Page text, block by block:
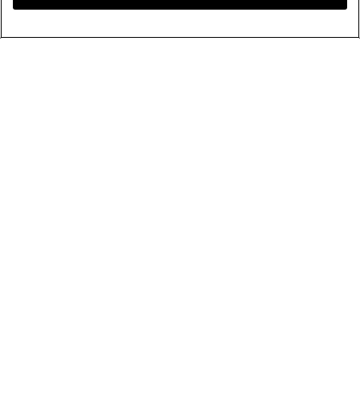
Förenta Staterna